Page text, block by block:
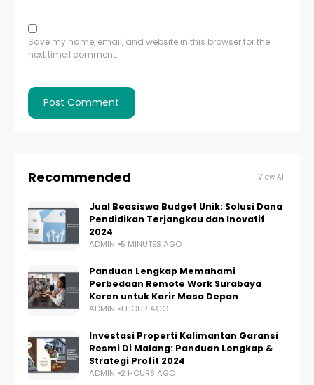
Save my name, email, and website in this browser for the
next time I comment.
Recommended View All
Jual Beasiswa Budget Unik: Solusi Dana
Pendidikan Terjangkau dan Inovatif
2024
ADMIN 5 MINUTES AGO
Panduan Lengkap Memahami
Perbedaan Remote Work Surabaya
Keren untuk Karir Masa Depan
ADMIN 1 HOUR AGO
Investasi Properti Kalimantan Garansi
Resmi Di Malang: Panduan Lengkap &
Strategi Profit 2024
ADMIN 2 HOURS AGO